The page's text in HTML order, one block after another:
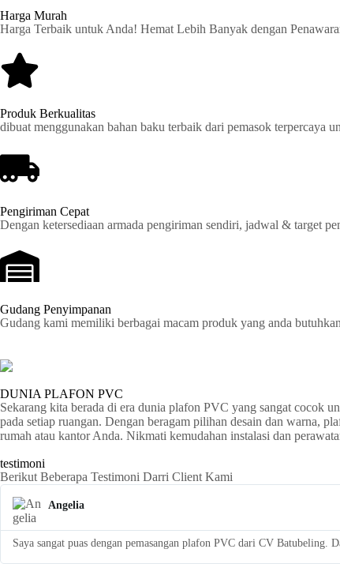
Harga Murah
Harga Terbaik untuk Anda! Hemat Lebih Banyak dengan
Produk Berkualitas
dibuat menggunakan bahan baku terbaik dari pemasok terpercaya
Pengiriman Cepat
Dengan ketersediaan armada pengiriman sendiri, jadwal & target
Gudang Penyimpanan
Gudang kami memiliki berbagai macam produk yang anda
DUNIA PLAFON PVC
Sekarang kita berada di era dunia plafon PVC yang sangat cocok
pada setiap ruangan. Dengan beragam pilihan desain dan warna,
rumah atau kantor Anda. Nikmati kemudahan instalasi dan
testimoni
Berikut Beberapa Testimoni Darri Client Kami
Angelia
Saya sangat puas dengan pemasangan plafon PVC dari CV Batubeling.